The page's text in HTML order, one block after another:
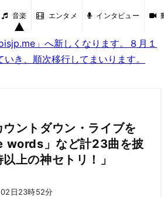
音楽 エンタメ インタビュー
」へ新しくなります。８月１
き、順次移行してまいります。
ントダウン・ライブを
words」など計23曲を披
上の神セトリ！」
日23時52分